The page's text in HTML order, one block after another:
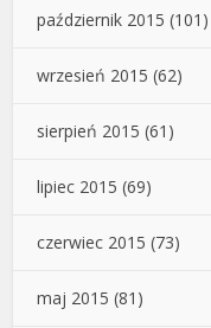
październik 2015 (101)
wrzesień 2015 (62)
sierpień 2015 (61)
lipiec 2015 (69)
czerwiec 2015 (73)
maj 2015 (81)